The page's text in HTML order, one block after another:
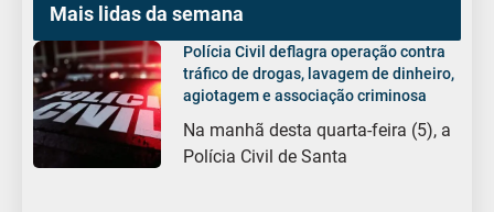
Mais lidas da semana
Polícia Civil deflagra operação contra
tráfico de drogas, lavagem de dinheiro,
agiotagem e associação criminosa
Na manhã desta quarta-feira (5), a
Polícia Civil de Santa